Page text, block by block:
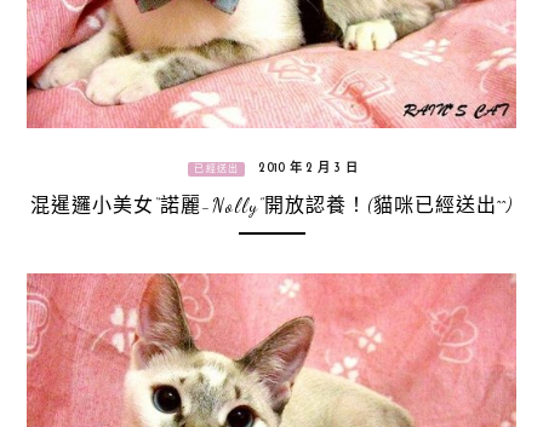
已經送出 2010 年 2 月 3 日
混暹邏小美女“諾麗-Nolly”開放認養！(貓咪已經送出^^)